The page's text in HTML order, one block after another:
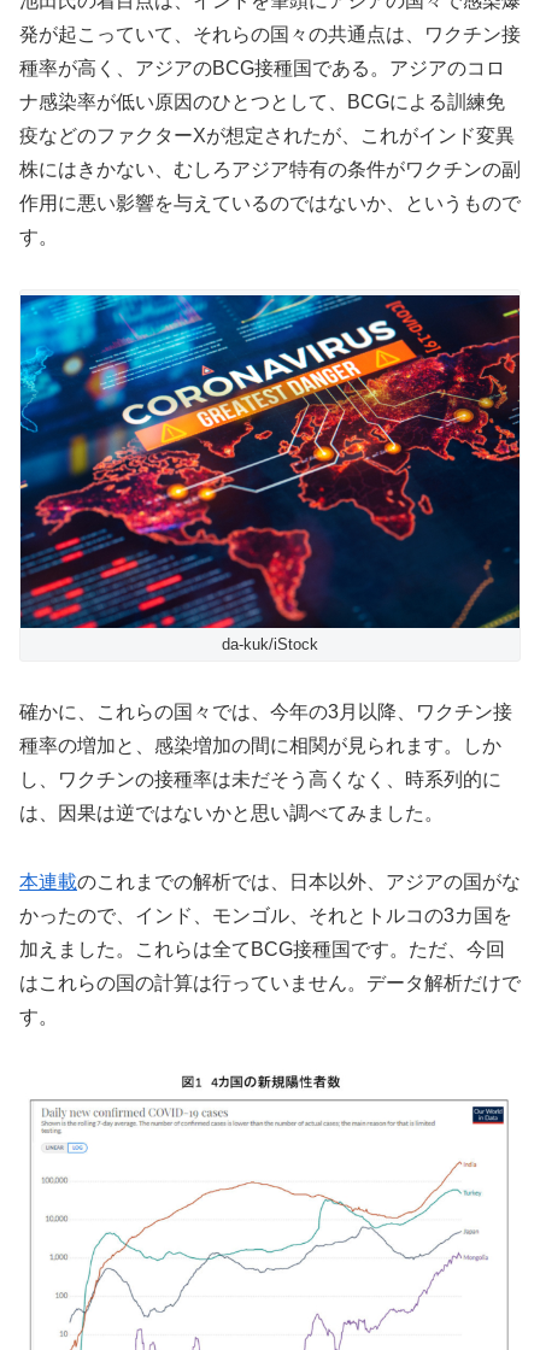
発が起こっていて、それらの国々の共通点は、ワクチン接
種率が高く、アジアのBCG接種国である。アジアのコロ
ナ感染率が低い原因のひとつとして、BCGによる訓練免
疫などのファクターXが想定されたが、これがインド変異
株にはきかない、むしろアジア特有の条件がワクチンの副
作用に悪い影響を与えているのではないか、というもので
す。
da-kuk/iStock
確かに、これらの国々では、今年の3月以降、ワクチン接
種率の増加と、感染増加の間に相関が見られます。しか
し、ワクチンの接種率は未だそう高くなく、時系列的に
は、因果は逆ではないかと思い調べてみました。
本連載のこれまでの解析では、日本以外、アジアの国がな
かったので、インド、モンゴル、それとトルコの3カ国を
加えました。これらは全てBCG接種国です。ただ、今回
はこれらの国の計算は行っていません。データ解析だけで
す。